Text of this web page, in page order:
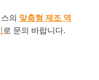
의 맞춤형 제조 역
로 문의 바랍니다.